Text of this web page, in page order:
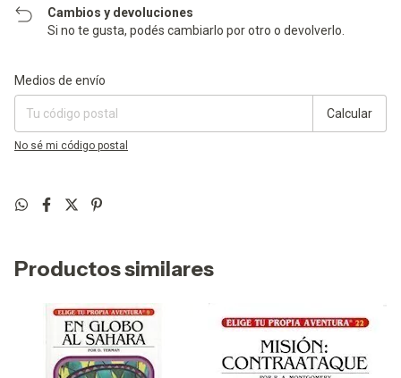
Cambios y devoluciones
Si no te gusta, podés cambiarlo por otro o devolverlo.
Entregas para el CP:
Medios de envío
Calcular
No sé mi código postal
Productos similares